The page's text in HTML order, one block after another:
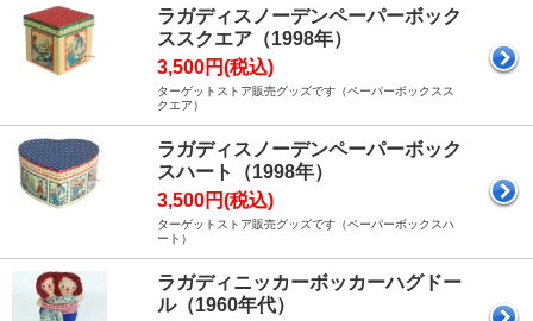
ラガディスノーデンペーパーボック
ススクエア（1998年）
3,500円(税込)
ターゲットストア販売グッズです（ペーパーボックスス
クエア）
ラガディスノーデンペーパーボック
スハート（1998年）
3,500円(税込)
ターゲットストア販売グッズです（ペーパーボックスハ
ート）
ラガディニッカーボッカーハグドー
ル（1960年代）